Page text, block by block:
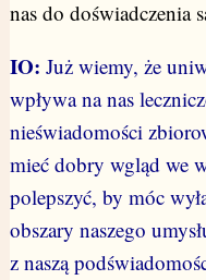
nas do doświadczenia
IO: Już wiemy, że
wpływa na nas
nieświadomości
mieć dobry wgląd we
polepszyć, by móc
obszary naszego
z naszą